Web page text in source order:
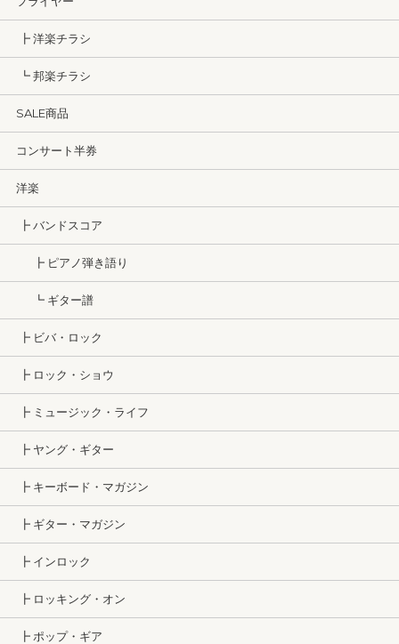
┣ 洋楽チラシ
┗ 邦楽チラシ
SALE商品
コンサート半券
洋楽
┣ バンドスコア
┣ ピアノ弾き語り
┗ ギター譜
┣ ビバ・ロック
┣ ロック・ショウ
┣ ミュージック・ライフ
┣ ヤング・ギター
┣ キーボード・マガジン
┣ ギター・マガジン
┣ インロック
┣ ロッキング・オン
┣ ポップ・ギア